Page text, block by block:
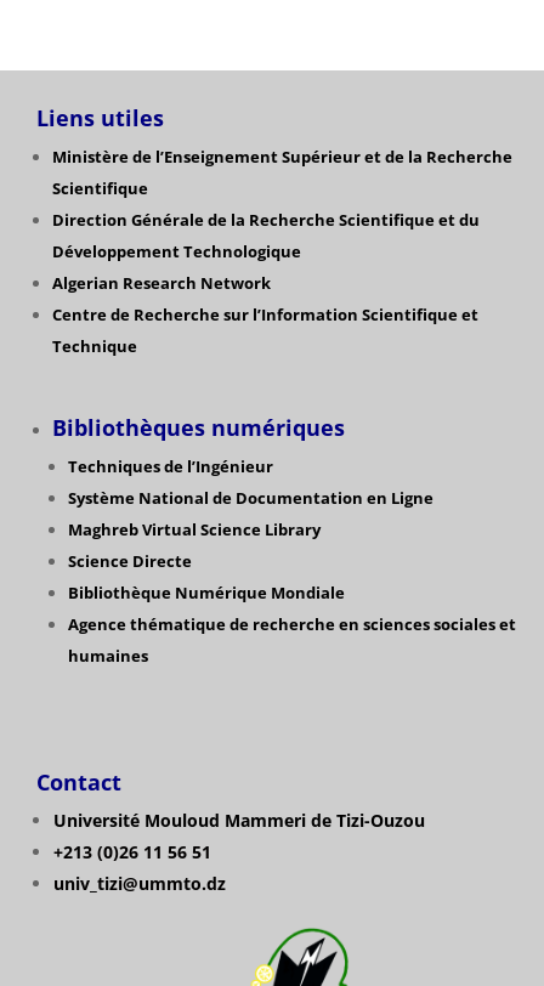
Liens utiles
Ministère de l’Enseignement Supérieur et de la Recherche
Scientifique
Direction Générale de la Recherche Scientifiqueet du
Développement Technologique
Algerian Research Network
Centre de Recherche sur l’Information Scientifique et
Technique
Bibliothèques numériques
Techniques de l’Ingénieur
Système National de Documentation en Ligne
Maghreb Virtual Science Library
Science Directe
Bibliothèque Numérique Mondiale
Agence thématique de recherche en sciences sociales et
humaines
Contact
Université Mouloud Mammeri de Tizi-Ouzou
+213 (0)26 11 56 51
univ_tizi@ummto.dz